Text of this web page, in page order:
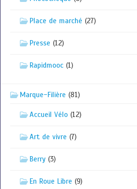
Place de marché (27)
Presse (12)
Rapidmooc (1)
Marque-Filière (81)
Accueil Vélo (12)
Art de vivre (7)
Berry (3)
En Roue Libre (9)